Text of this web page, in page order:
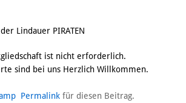
Lindauer PIRATEN
ist nicht erforderlich.
sind bei uns Herzlich Willkommen.
Permalink für diesen Beitrag.